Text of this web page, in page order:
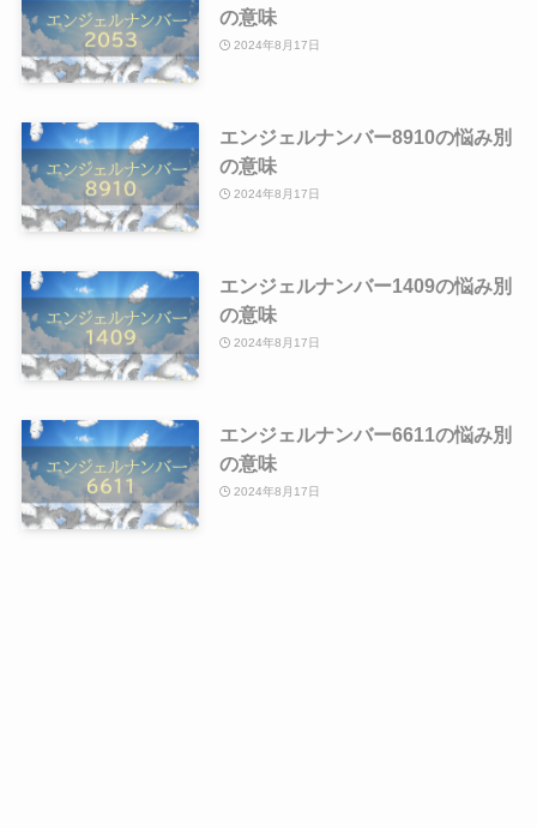
の意味
2024年8月17日
エンジェルナンバー8910の悩み別
の意味
2024年8月17日
エンジェルナンバー1409の悩み別
の意味
2024年8月17日
エンジェルナンバー6611の悩み別
の意味
2024年8月17日